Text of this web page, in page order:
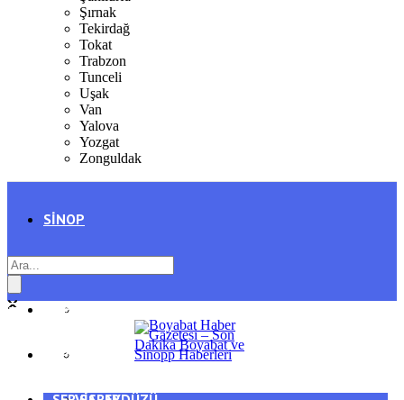
Şırnak
Tekirdağ
Tokat
Trabzon
Tunceli
Uşak
Van
Yalova
Yozgat
Zonguldak
SINOP
AYANCIK
GENEL
SPOR